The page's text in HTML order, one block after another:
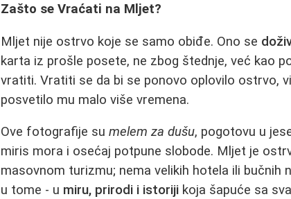
Zašto se Vraćati na Mljet?
Mljet nije ostrvo koje se samo obiđe. Ono se
karta iz prošle posete, ne zbog štednje, već kao
vratiti. Vratiti se da bi se ponovo oplovilo ostrvo,
posvetilo mu malo više vremena.
Ove fotografije sumelem za dušu, pogotovu u
miris mora i osećaj potpune slobode. Mljet je
masovnom turizmu; nema velikih hotela ili bučnih
u tome - u miru, prirodi i istoriji koja šapuće sa